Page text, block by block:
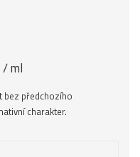
/ ml
bez předchozího
charakter.